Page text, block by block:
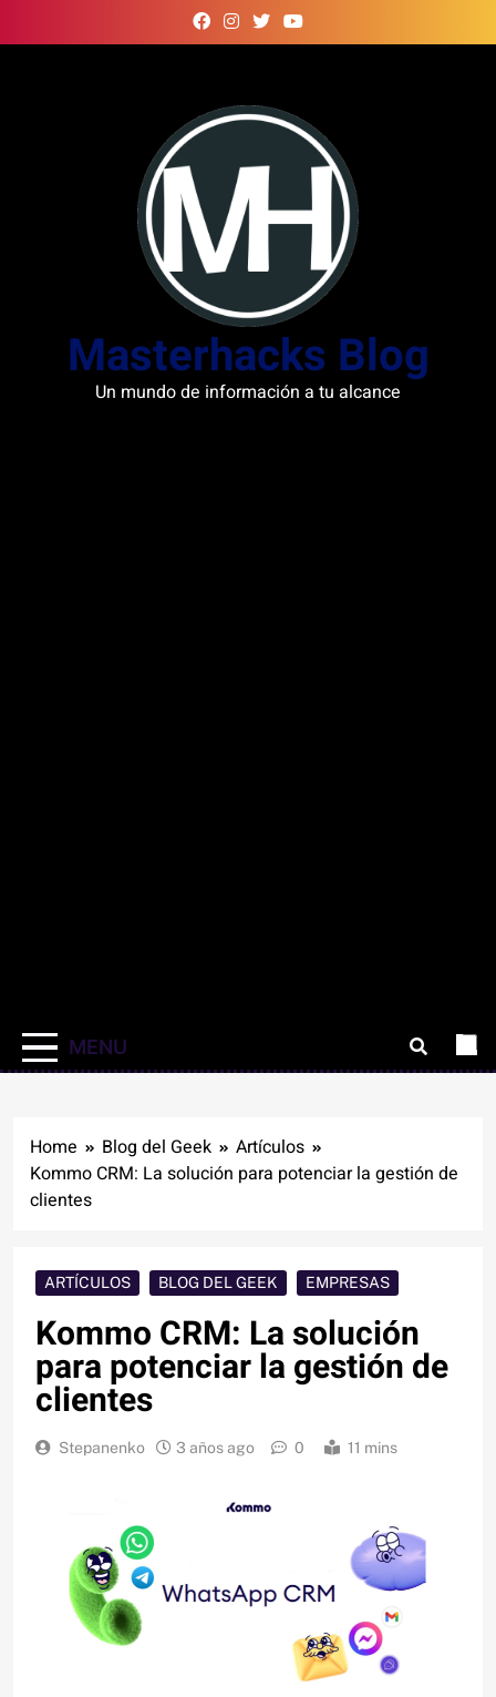
to
Masterhacks Blog
Un mundo de información a tu alcance
MENU
Home Blog del Geek
Artículos
Kommo CRM: La solución para potenciar la gestión de
clientes
ARTÍCULOS BLOG DEL GEEK EMPRESAS
Kommo CRM: La solución
para potenciar la gestión de
clientes
Stepanenko 3 años ago 0 11 mins